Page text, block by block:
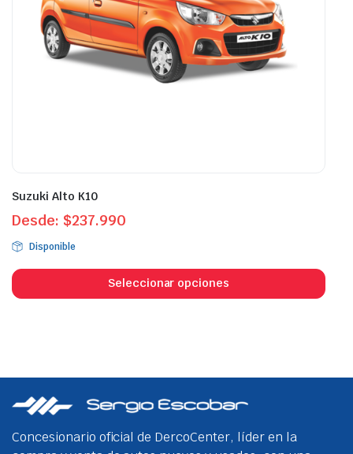
la
página
de
producto
Suzuki Alto K10
Desde: $237.990
Disponible
Seleccionar opciones
Concesionario oficial de DercoCenter, líder en la